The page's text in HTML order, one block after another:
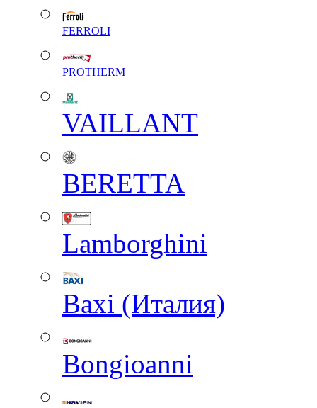
FERROLI
PROTHERM
VAILLANT
BERETTA
Lamborghini
Baxi (Италия)
Вongioanni